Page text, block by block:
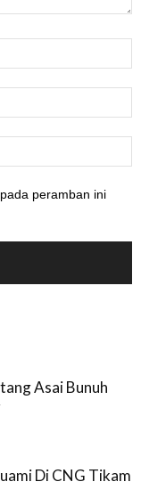
peramban ini
Asai Bunuh
Di CNG Tikam